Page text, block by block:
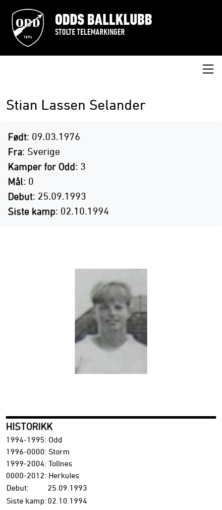
ODDS BALLKLUBB
STOLTE TELEMARKINGER
Stian Lassen Selander
Født: 09.03.1976
Fra: Sverige
Kamper for Odd: 3
Mål: 0
Debut: 25.09.1993
Siste kamp: 02.10.1994
HISTORIKK
1994-1995: Odd
1996-0000: Storm
1999-2004: Tollnes
0000-2012: Herkules
Debut:
25.09.1993
Siste kamp: 02.10.1994